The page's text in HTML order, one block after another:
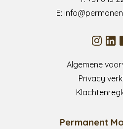
E:
Algemene
Privacy
Permanent